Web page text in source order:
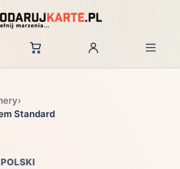
Zaloguj
›
Standard